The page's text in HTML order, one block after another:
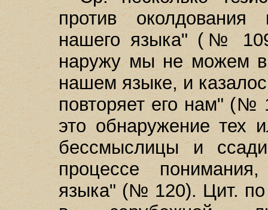
против
нашего языка" (№
наружу мы не можем
нашем языке, и
повторяет его нам" (№
это обнаружение тех
бессмыслицы и
процессе
языка" (№ 120). Цит. по